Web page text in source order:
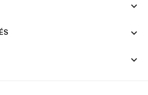
keyboard_arrow_down
keyboard_arrow_down
keyboard_arrow_down